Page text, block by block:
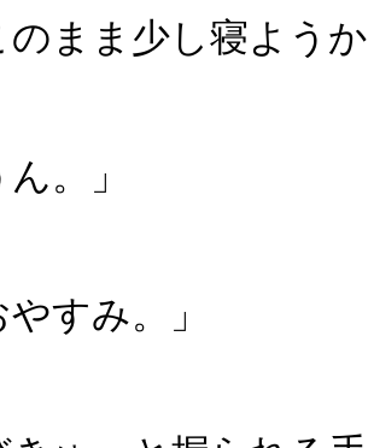
のまま少し寝よう
ん。」
やすみ。」